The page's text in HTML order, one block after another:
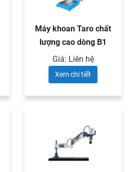
Máy khoan Taro chất
lượng cao dòng B1
Giá: Liên hệ
Xem chi tiết